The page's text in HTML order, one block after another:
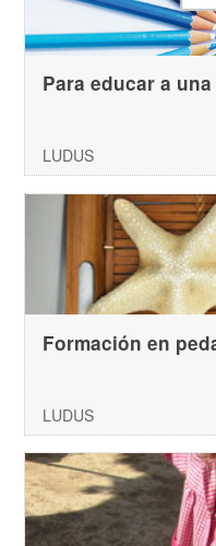
Para educar a
LUDUS
Formación en
LUDUS